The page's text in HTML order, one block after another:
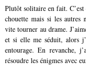
Plutôt solitaire en fait.
chouette mais si les autres
vite tourner au drame.
et si elle me séduit, alors
entourage. En revanche,
résoudre les énigmes avec